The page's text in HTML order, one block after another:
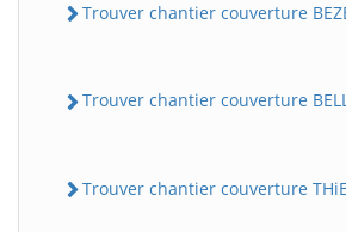
Trouver chantier couverture
Trouver chantier couverture
Trouver chantier couverture